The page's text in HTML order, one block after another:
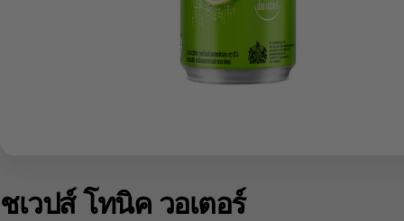
ชเวปส์ โทนิค วอเตอร์